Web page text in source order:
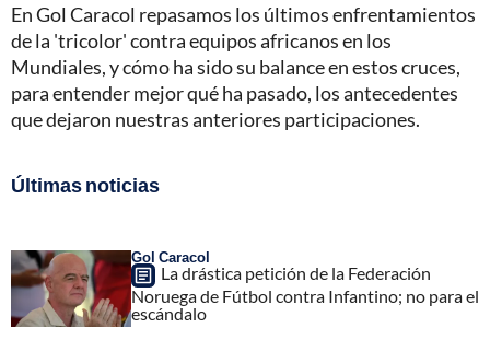
En Gol Caracol repasamos los últimos enfrentamientos
de la 'tricolor' contra equipos africanos en los
Mundiales, y cómo ha sido su balance en estos cruces,
para entender mejor qué ha pasado, los antecedentes
que dejaron nuestras anteriores participaciones.
Últimas noticias
Gol Caracol
La drástica petición de la Federación
Noruega de Fútbol contra Infantino; no para el
escándalo